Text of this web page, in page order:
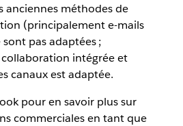
anciennes méthodes de
(principalement e-mails
pas adaptées ;
intégrée et
canaux est adaptée.
pour en savoir plus sur
commerciales en tant que